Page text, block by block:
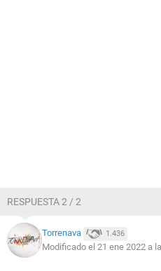
RESPUESTA 2 / 2
Torrenava 1.436
Modificado el 21 ene 2022 a